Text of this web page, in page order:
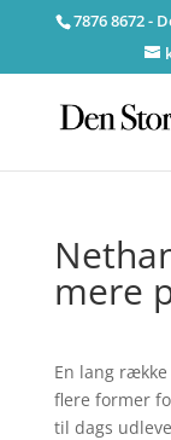
7876 8672 -
mere
En lang
flere former
til dags